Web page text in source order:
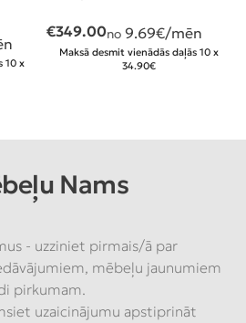
10 x
€349.00no 9.69€/mēn
Maksā desmit vienādās daļās 10 x
34.90€
Nams
- uzziniet pirmais/ā par
mēbeļu jaunumiem
pirkumam.
uzaicinājumu apstiprināt